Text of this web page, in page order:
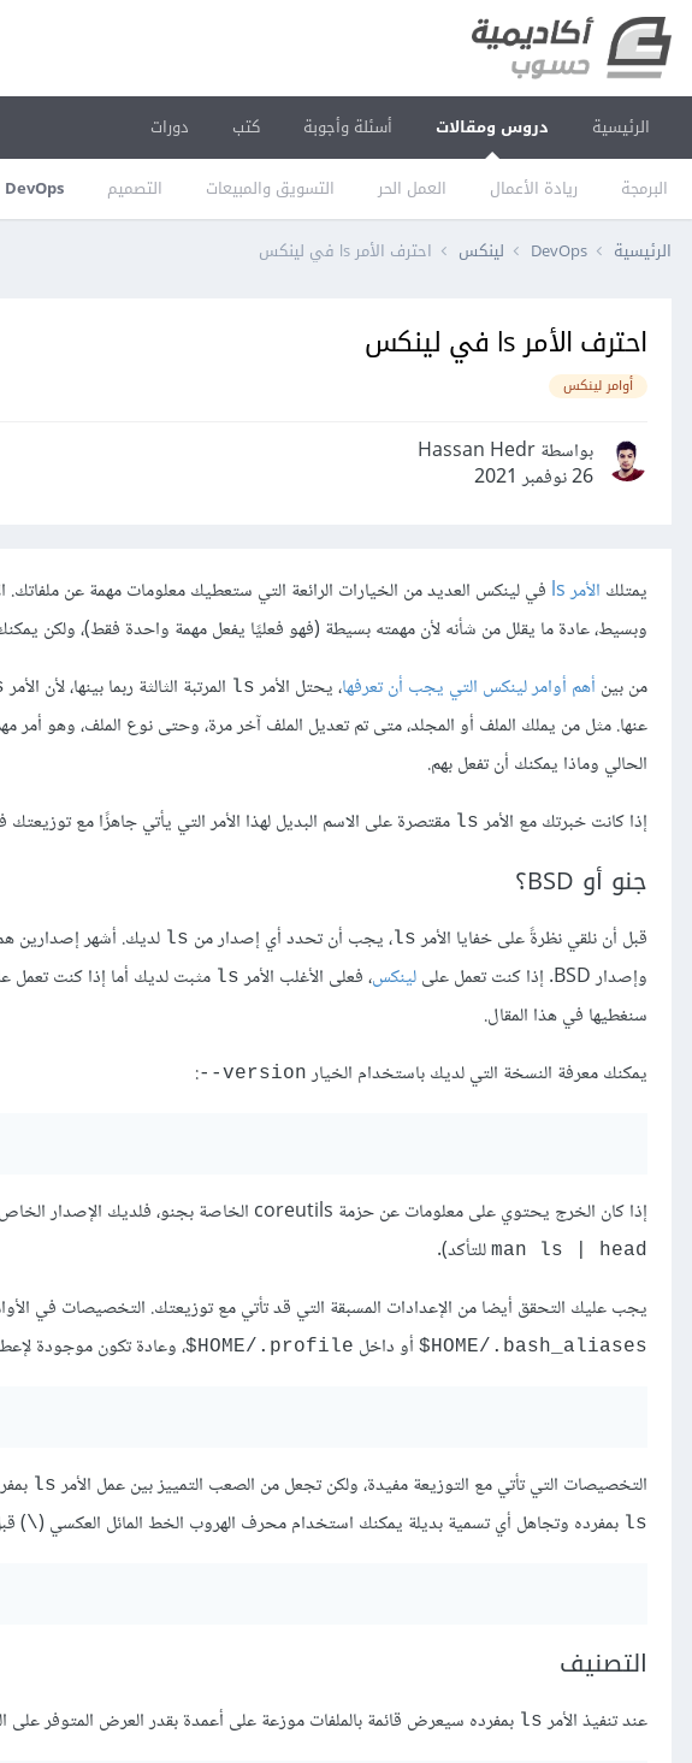
الرئيسية دروس ومقالات
البرمجة ريادة الأعمال العمل الحر التسويق والمبيعات التصميم DevOps
أسئلة وأجوبة كتب دورات
الرئيسية DevOps لينكس احترف الأمر ls في لينكس
احترف الأمر ls في لينكس
أوامر لينكس
بواسطة Hassan Hedr
26 نوفمبر 2021
يمتلك الأمر ls في لينكس العديد من الخيارات الرائعة التي ستعطيك معلومات مهمة عن ملفاتك.
وبسيط، عادة ما يقلل من شأنه لأن مهمته بسيطة (فهو فعليًا يفعل مهمة واحدة فقط)، ولكن
من بين أهم أوامر لينكس التي يجب أن تعرفها، يحتل الأمر ls المرتبة الثالثة ربما بينها، لأن الأمر
عنها. مثل من يملك الملف أو المجلد، متى تم تعديل الملف آخر مرة، وحتى نوع الملف، وهو أمر
الحالي وماذا يمكنك أن تفعل بهم.
إذا كانت خبرتك مع الأمر ls مقتصرة على الاسم البديل لهذا الأمر التي يأتي جاهزًا مع
جنو أو BSD؟
قبل أن نلقي نظرةً على خفايا الأمر ls، يجب أن تحدد أي إصدار من ls لديك. أشهر إصدارين
وإصدار BSD. إذا كنت تعمل على
لينكس، فعلى الأغلب الأمر ls
سنغطيها في هذا المقال.
يمكنك معرفة النسخة التي لديك باستخدام الخيار version--
:
إذا كان الخرج يحتوي على معلومات عن حزمة coreutils الخاصة بجنو، فلديك الإصدار الخاص بجنو، أما إذا ظهر لك خطأ فأنت تملك نسخة BSD (يمكنك تنفيذ الأمر
man ls | head للتأكد).
يجب عليك التحقق أيضا من الإعدادات المسبقة التي قد تأتي مع توزيعتك. التخصيصات في
HOME/.bash_aliases$ أو داخل HOME/.profile$ ، وعادة تكون موجودة
التخصيصات التي تأتي مع التوزيعة مفيدة، ولكن تجعل من الصعب التمييز بين عمل الأمر ls
ls بمفرده وتجاهل أي تسمية بديلة يمكنك استخدام محرف الهروب الخط المائل العكسي (\
)
التصنيف
عند تنفيذ الأمر ls بمفرده سيعرض قائمة بالملفات موزعة على أعمدة بقدر العرض المتوفر على